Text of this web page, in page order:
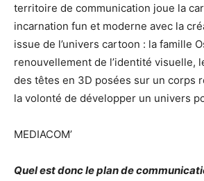
territoire de communication joue la
incarnation fun et moderne avec la
issue de l’univers cartoon : la famille
renouvellement de l’identité visuelle,
des têtes en 3D posées sur un corps
la volonté de développer un univers
MEDIACOM’
Quel est donc le plan de